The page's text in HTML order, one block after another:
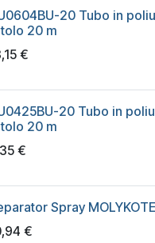
20 Tubo in
20 m
€
20 Tubo in
20 m
€
Spray
€